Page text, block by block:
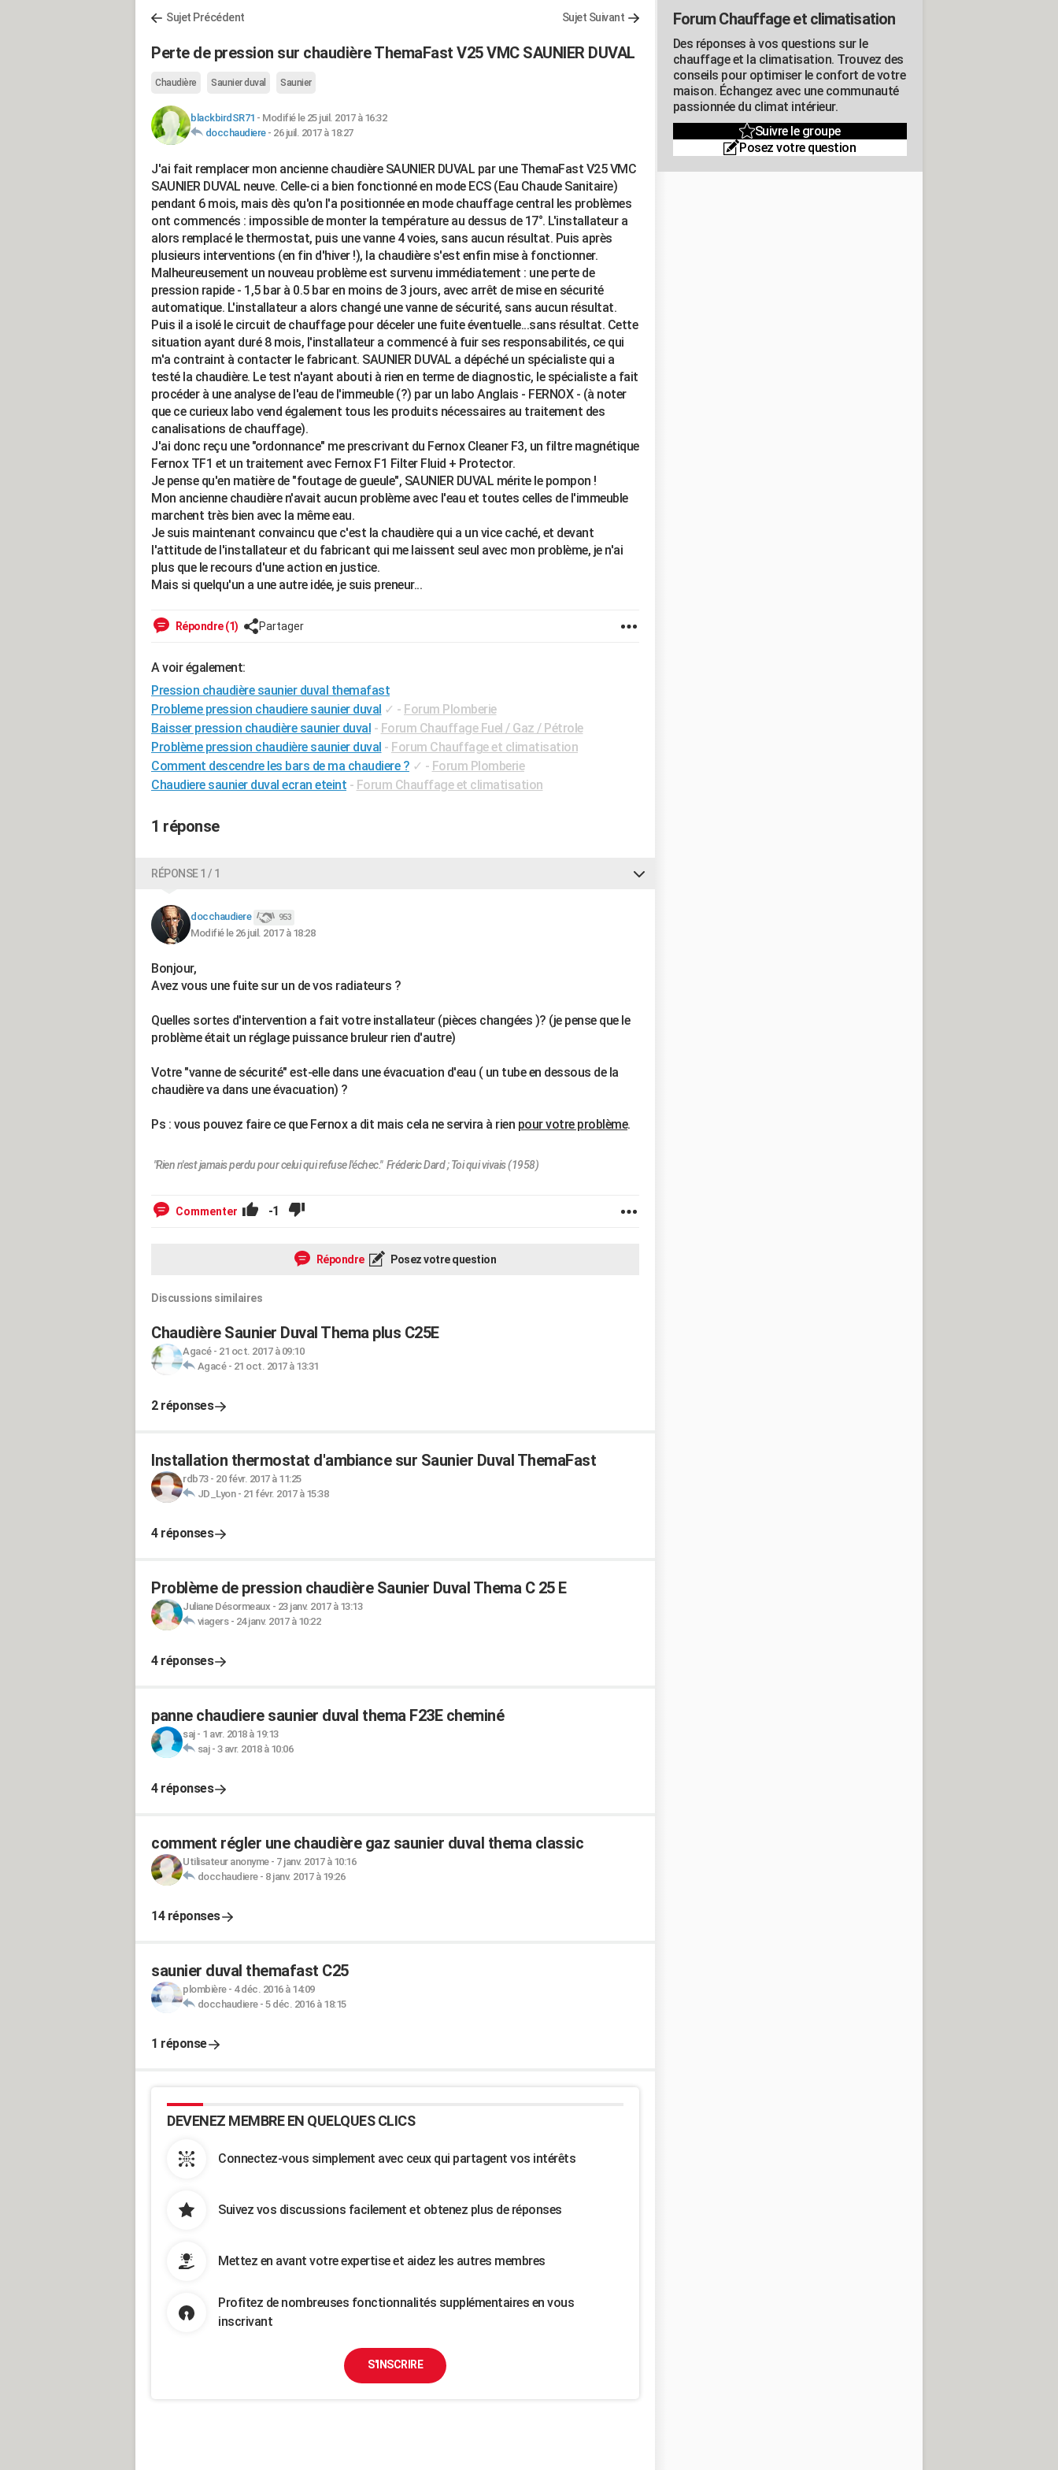
Sujet Précédent Sujet Suivant
Perte de pression sur chaudière ThemaFast V25 VMC SAUNIER DUVAL
Chaudière Saunier duval Saunier
blackbirdSR71 - Modifié le 25 juil. 2017 à 16:32
docchaudiere- 26 juil. 2017 à 18:27
J'ai fait remplacer mon ancienne chaudière SAUNIER DUVAL par une ThemaFast V25 VMC
SAUNIER DUVAL neuve. Celle-ci a bien fonctionné en mode ECS (Eau Chaude Sanitaire)
pendant 6 mois, mais dès qu'on l'a positionnée en mode chauffage central les problèmes
ont commencés : impossible de monter la température au dessus de 17°. L'installateur a
alors remplacé le thermostat, puis une vanne 4 voies, sans aucun résultat. Puis après
plusieurs interventions (en fin d'hiver !), la chaudière s'est enfin mise à fonctionner.
Malheureusement un nouveau problème est survenu immédiatement : une perte de
pression rapide - 1,5 bar à 0.5 bar en moins de 3 jours, avec arrêt de mise en sécurité
automatique. L'installateur a alors changé une vanne de sécurité, sans aucun résultat.
Puis il a isolé le circuit de chauffage pour déceler une fuite éventuelle...sans résultat. Cette
situation ayant duré 8 mois, l'installateur a commencé à fuir ses responsabilités, ce qui
m'a contraint à contacter le fabricant. SAUNIER DUVAL a dépéché un spécialiste qui a
testé la chaudière. Le test n'ayant abouti à rien en terme de diagnostic, le spécialiste a fait
procéder à une analyse de l'eau de l'immeuble (?) par un labo Anglais - FERNOX - (à noter
que ce curieux labo vend également tous les produits nécessaires au traitement des
canalisations de chauffage).
J'ai donc reçu une "ordonnance" me prescrivant du Fernox Cleaner F3, un filtre magnétique
Fernox TF1 et un traitement avec Fernox F1 Filter Fluid + Protector.
Je pense qu'en matière de "foutage de gueule", SAUNIER DUVAL mérite le pompon !
Mon ancienne chaudière n'avait aucun problème avec l'eau et toutes celles de l'immeuble
marchent très bien avec la même eau.
Je suis maintenant convaincu que c'est la chaudière qui a un vice caché, et devant
l'attitude de l'installateur et du fabricant qui me laissent seul avec mon problème, je n'ai
plus que le recours d'une action en justice.
Mais si quelqu'un a une autre idée, je suis preneur...
Répondre (1) Partager
A voir également:
Pression chaudière saunier duval themafast
Probleme pression chaudiere saunier duval ✓ - Forum Plomberie
Baisser pression chaudière saunier duval - Forum Chauffage Fuel / Gaz / Pétrole
Problème pression chaudière saunier duval - Forum Chauffage et climatisation
Comment descendre les bars de ma chaudiere ? ✓ - Forum Plomberie
Chaudiere saunier duval ecran eteint - Forum Chauffage et climatisation
1 réponse
RÉPONSE 1 / 1
docchaudiere 953
Modifié le 26 juil. 2017 à 18:28
Bonjour,
Avez vous une fuite sur un de vos radiateurs ?
Quelles sortes d'intervention a fait votre installateur (pièces changées )? (je pense que le
problème était un réglage puissance bruleur rien d'autre)
Votre "vanne de sécurité" est-elle dans une évacuation d'eau ( un tube en dessous de la
chaudière va dans une évacuation) ?
Ps : vous pouvez faire ce que Fernox a dit mais cela ne servira à rien pour votre problème.
"Rien n'est jamais perdu pour celui qui refuse l'échec." Fréderic Dard ; Toi qui vivais (1958)
Commenter -1
Répondre Posez votre question
Discussions similaires
Chaudière Saunier Duval Thema plus C25E
Agacé- 21 oct. 2017 à 09:10
Agacé- 21 oct. 2017 à 13:31
2 réponses
Installation thermostat d'ambiance sur Saunier Duval ThemaFast
rdb73- 20 févr. 2017 à 11:25
JD_Lyon- 21 févr. 2017 à 15:38
4 réponses
Problème de pression chaudière Saunier Duval Thema C 25 E
Juliane Désormeaux - 23 janv. 2017 à 13:13
viagers- 24 janv. 2017 à 10:22
4 réponses
panne chaudiere saunier duval thema F23E cheminé
saj- 1 avr. 2018 à 19:13
saj- 3 avr. 2018 à 10:06
4 réponses
comment régler une chaudière gaz saunier duval thema classic
Utilisateur anonyme- 7 janv. 2017 à 10:16
docchaudiere- 8 janv. 2017 à 19:26
14 réponses
saunier duval themafast C25
plombière- 4 déc. 2016 à 14:09
docchaudiere- 5 déc. 2016 à 18:15
1 réponse
DEVENEZ MEMBRE EN QUELQUES CLICS
Connectez-vous simplement avec ceux qui partagent vos intérêts
Suivez vos discussions facilement et obtenez plus de réponses
Mettez en avant votre expertise et aidez les autres membres
Profitez de nombreuses fonctionnalités supplémentaires en vous
inscrivant
S'INSCRIRE
Forum Chauffage et climatisation
Des réponses à vos questions sur le
chauffage et la climatisation. Trouvez des
conseils pour optimiser le confort de votre
maison. Échangez avec une communauté
passionnée du climat intérieur.
Suivre le groupe
Posez votre question